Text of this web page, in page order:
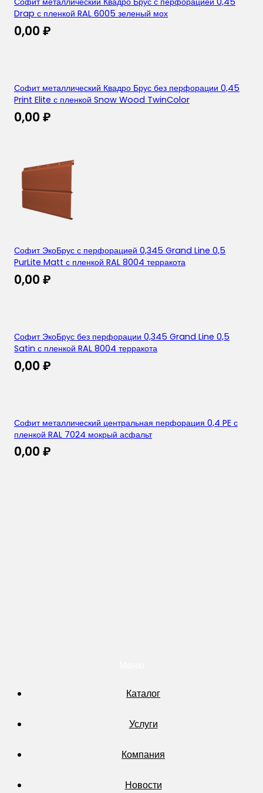
Drap с пленкой RAL 6005 зеленый мох
0,00 ₽
Софит металлический Квадро Брус без перфорации 0,45
Print Elite с пленкой Snow Wood TwinColor
0,00 ₽
Софит ЭкоБрус с перфорацией 0,345 Grand Line 0,5
PurLite Matt с пленкой RAL 8004 терракота
0,00 ₽
Софит ЭкоБрус без перфорации 0,345 Grand Line 0,5
Satin с пленкой RAL 8004 терракота
0,00 ₽
Софит металлический центральная перфорация 0,4 PE с
пленкой RAL 7024 мокрый асфальт
0,00 ₽
Каталог
Услуги
Компания
Новости